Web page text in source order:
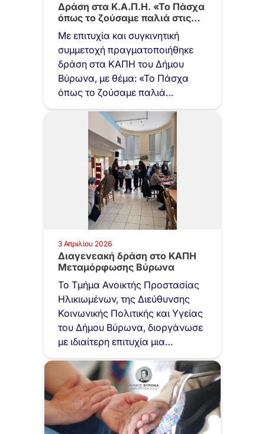
Δράση στα Κ.Α.Π.Η. «Το Πάσχα
όπως το ζούσαμε παλιά στις…
Με επιτυχία και συγκινητική
συμμετοχή πραγματοποιήθηκε
δράση στα ΚΑΠΗ του Δήμου
Βύρωνα, με θέμα: «Το Πάσχα
όπως το ζούσαμε παλιά…
3 Απριλίου 2026
Διαγενεακή δράση στο ΚΑΠΗ
Μεταμόρφωσης Βύρωνα
Το Τμήμα Ανοικτής Προστασίας
Ηλικιωμένων, της Διεύθυνσης
Κοινωνικής Πολιτικής και Υγείας
του Δήμου Βύρωνα, διοργάνωσε
με ιδιαίτερη επιτυχία μια
όμορφη…